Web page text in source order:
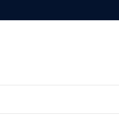
Camargo para el control de insectos.